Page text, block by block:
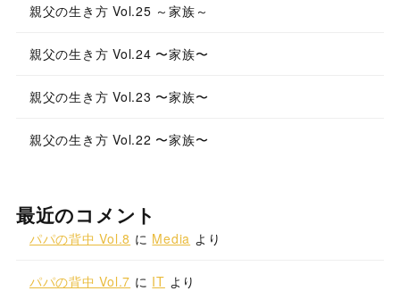
親父の生き方 Vol.25 ～家族～
親父の生き方 Vol.24 〜家族〜
親父の生き方 Vol.23 〜家族〜
親父の生き方 Vol.22 〜家族〜
最近のコメント
パパの背中 Vol.8 に Media より
パパの背中 Vol.7 に IT より